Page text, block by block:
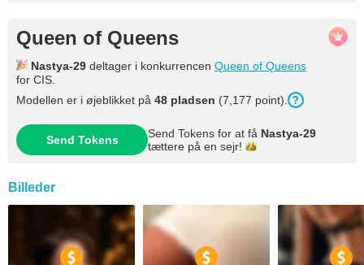
Queen of Queens
Nastya-29 deltager i konkurrencen Queen of Queens
for CIS.
Modellen er i øjeblikket på 48 pladsen (7,177 point).
Send Tokens Send Tokens for at få Nastya-29
tættere på en sejr!
Billeder